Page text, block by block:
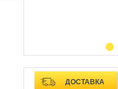
ДОСТАВКА